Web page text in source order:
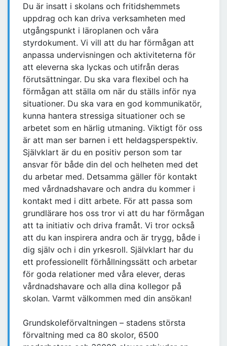
Du är insatt i skolans och fritidshemmets
uppdrag och kan driva verksamheten med
utgångspunkt i läroplanen och våra
styrdokument. Vi vill att du har förmågan att
anpassa undervisningen och aktiviteterna för
att eleverna ska lyckas och utifrån deras
förutsättningar. Du ska vara flexibel och ha
förmågan att ställa om när du ställs inför nya
situationer. Du ska vara en god kommunikatör,
kunna hantera stressiga situationer och se
arbetet som en härlig utmaning. Viktigt för oss
är att man ser barnen i ett heldagsperspektiv.
Självklart är du en positiv person som tar
ansvar för både din del och helheten med det
du arbetar med. Detsamma gäller för kontakt
med vårdnadshavare och andra du kommer i
kontakt med i ditt arbete. För att passa som
grundlärare hos oss tror vi att du har förmågan
att ta initiativ och driva framåt. Vi tror också
att du kan inspirera andra och är trygg, både i
dig själv och i din yrkesroll. Självklart har du
ett professionellt förhållningssätt och arbetar
för goda relationer med våra elever, deras
vårdnadshavare och alla dina kollegor på
skolan. Varmt välkommen med din ansökan!
Grundskoleförvaltningen – stadens största
förvaltning med ca 80 skolor, 6500